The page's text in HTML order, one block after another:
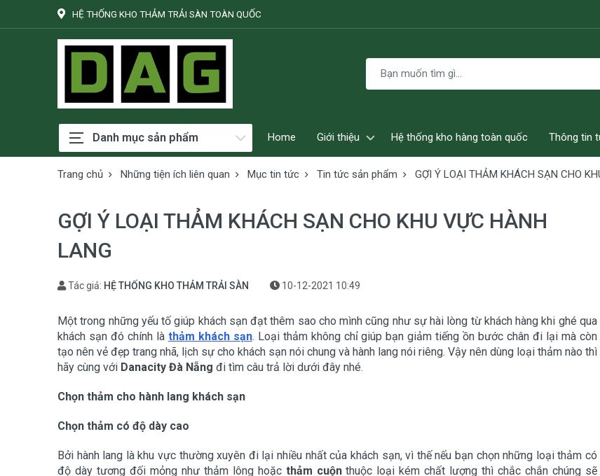
HỆ THỐNG KHO THẢM TRẢI SÀN TOÀN QUỐC
Danh mục sản phẩm Home Giới thiệu Hệ thống kho hàng toàn quốc Thông tin
Trang chủ Những tiện ích liên quan Mục tin tức Tin tức sản phẩm GỢI Ý LOẠI THẢM KHÁCH SẠN CHO
GỢI Ý LOẠI THẢM KHÁCH SẠN CHO KHU VỰC HÀNH
LANG
Tác giả: HỆ THỐNG KHO THẢM TRẢI SÀN 10-12-2021 10:49
Một trong những yếu tố giúp khách sạn đạt thêm sao cho mình cũng như sự hài lòng từ khách hàng khi ghé qua
khách sạn đó chính là thảm khách sạn. Loại thảm không chỉ giúp bạn giảm tiếng ồn bước chân đi lại mà còn
tạo nên vẻ đẹp trang nhã, lịch sự cho khách sạn nói chung và hành lang nói riêng. Vậy nên dùng loại thảm nào thì
hãy cùng với Danacity Đà Nẵng đi tìm câu trả lời dưới đây nhé.
Chọn thảm cho hành lang khách sạn
Chọn thảm có độ dày cao
Bởi hành lang là khu vực thường xuyên đi lại nhiều nhất của khách sạn, vì thế nếu bạn chọn những loại thảm có
độ dày tương đối mỏng như thảm lông hoặc thảm cuộnthuộc loại kém chất lượng thì chắc chắn chúng sẽ